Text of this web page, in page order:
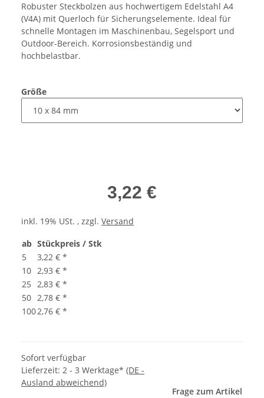
Robuster Steckbolzen aus hochwertigem Edelstahl A4
(V4A) mit Querloch für Sicherungselemente. Ideal für
schnelle Montagen im Maschinenbau, Segelsport und
Outdoor-Bereich. Korrosionsbeständig und
hochbelastbar.
Größe
3,22 €
inkl. 19% USt. , zzgl. Versand
ab Stückpreis / Stk
5
3,22 € *
10 2,93 € *
25 2,83 € *
50 2,78 € *
1002,76 € *
Sofort verfügbar
Lieferzeit: 2 - 3 Werktage* (DE -
Ausland abweichend)
Frage zum Artikel